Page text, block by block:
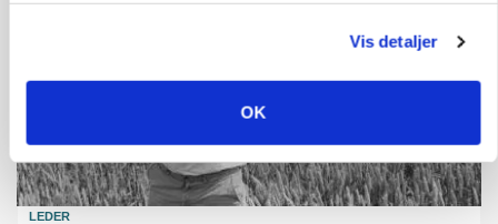
Vis detaljer
OK
LEDER